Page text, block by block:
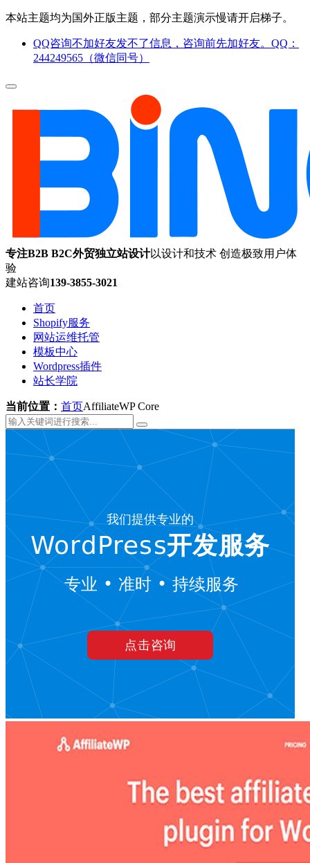
本站主题均为国外正版主题，部分主题演示慢请开启梯子。
QQ咨询不加好友发不了信息，咨询前先加好友。QQ：
244249565（微信同号）
专注B2B B2C外贸独立站设计以设计和技术 创造极致用户体
验
建站咨询139-3855-3021
首页
Shopify服务
网站运维托管
模板中心
Wordpress插件
站长学院
当前位置： 首页AffiliateWP Core